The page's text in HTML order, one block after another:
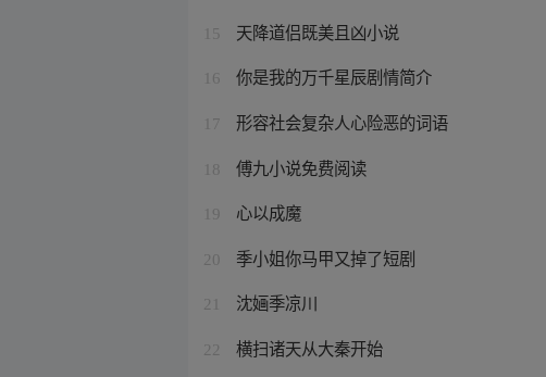
15 天降道侣既美且凶小说
16 你是我的万千星辰剧情简介
17 形容社会复杂人心险恶的词语
18 傅九小说免费阅读
19 心以成魔
20 季小姐你马甲又掉了短剧
21 沈婳季凉川
22 横扫诸天从大秦开始